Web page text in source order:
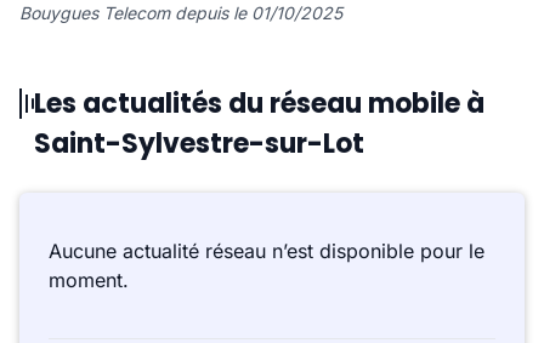
Bouygues Telecom depuis le 01/10/2025
Les actualités du réseau mobile à
Saint-Sylvestre-sur-Lot
Aucune actualité réseau n’est disponible pour le
moment.